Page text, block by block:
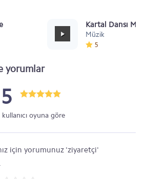
Kartal Dansı
Müzik
5
yorumlar
5
kullanıcı oyuna göre
için yorumunuz 'ziyaretçi'